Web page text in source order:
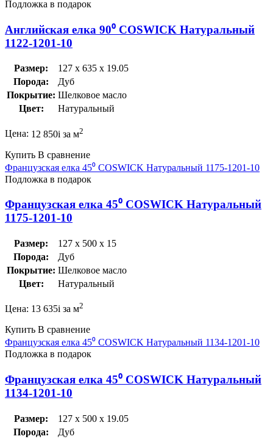
Подложка в подарок
Английская елка 90⁰ COSWICK Натуральный
1122-1201-10
Размер:
127 x 635 x 19.05
Порода:
Дуб
Покрытие: Шелковое масло
Цвет:
Натуральный
Цена: 12 850i за м2
Купить В сравнение
Французская елка 45⁰ COSWICK Натуральный 1175-1201-10
Подложка в подарок
Французская елка 45⁰ COSWICK Натуральный
1175-1201-10
Размер:
127 x 500 x 15
Порода:
Дуб
Покрытие: Шелковое масло
Цвет:
Натуральный
Цена: 13 635i за м2
Купить В сравнение
Французская елка 45⁰ COSWICK Натуральный 1134-1201-10
Подложка в подарок
Французская елка 45⁰ COSWICK Натуральный
1134-1201-10
Размер:
127 x 500 x 19.05
Порода:
Дуб